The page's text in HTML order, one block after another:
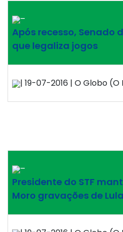
–
Após recesso, Senado
que legaliza jogos
| 19-07-2016 | O Globo (O
–
Presidente do STF
Moro gravações de Lula